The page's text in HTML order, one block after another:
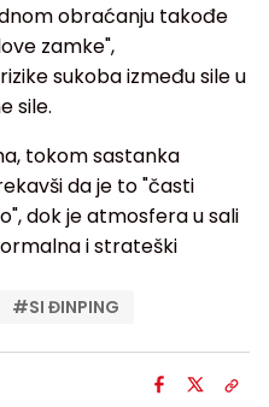
obraćanju takođe
zamke",
sukoba između sile u
sile.
tokom sastanka
da je to "časti
dok je atmosfera u sali
i strateški
#SI ĐINPING